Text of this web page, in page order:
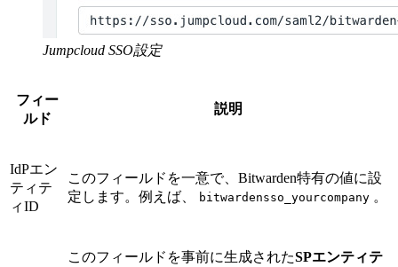
Jumpcloud SSO設定
フィー
ルド
説明
IdPエン
ティテ
ィID
このフィールドを一意で、Bitwarden特有の値に設
定します。例えば、
bitwardensso_yourcompany 。
このフィールドを事前に生成されたSPエンティテ